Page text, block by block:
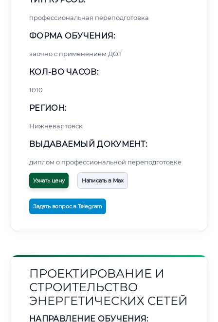
профессиональная переподготовка
ФОРМА ОБУЧЕНИЯ:
заочно с применением ДОТ
КОЛ-ВО ЧАСОВ:
1010
РЕГИОН:
Нижневартовск
ВЫДАВАЕМЫЙ ДОКУМЕНТ:
диплом о профессиональной переподготовке
Узнать цену Написать в Max
Задать вопрос в Telegram
ПРОЕКТИРОВАНИЕ И
СТРОИТЕЛЬСТВО
ЭНЕРГЕТИЧЕСКИХ СЕТЕЙ
НАПРАВЛЕНИЕ ОБУЧЕНИЯ: